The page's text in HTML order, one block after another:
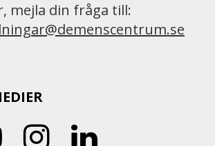
mejla din fråga till: